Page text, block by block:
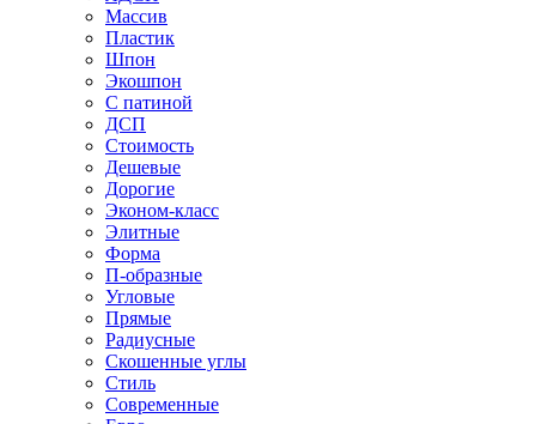
Массив
Пластик
Шпон
Экошпон
С патиной
ДСП
Стоимость
Дешевые
Дорогие
Эконом-класс
Элитные
Форма
П-образные
Угловые
Прямые
Радиусные
Скошенные углы
Стиль
Современные